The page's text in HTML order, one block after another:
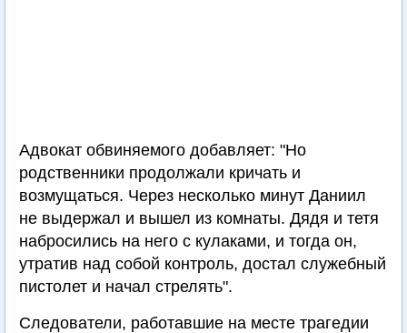
Адвокат обвиняемого добавляет: "Но
родственники продолжали кричать и
возмущаться. Через несколько минут Даниил
не выдержал и вышел из комнаты. Дядя и тетя
набросились на него с кулаками, и тогда он,
утратив над собой контроль, достал служебный
пистолет и начал стрелять".
Следователи, работавшие на месте трагедии